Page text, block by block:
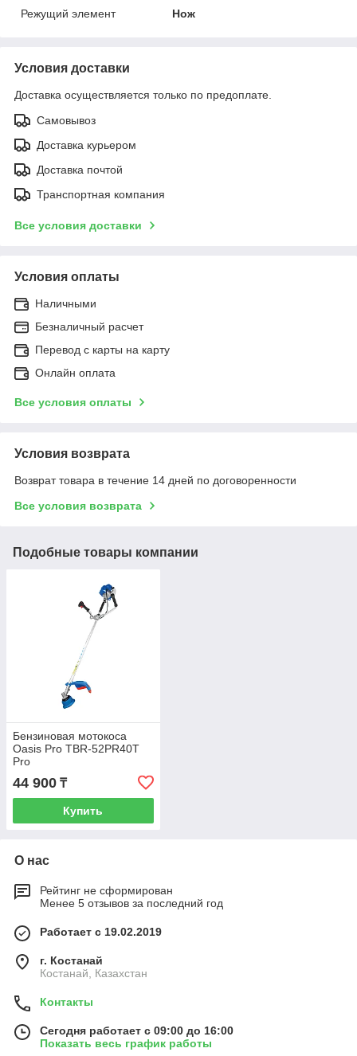
Режущий элемент
Нож
Условия доставки
Доставка осуществляется только по предоплате.
Самовывоз
Доставка курьером
Доставка почтой
Транспортная компания
Все условия доставки
Условия оплаты
Наличными
Безналичный расчет
Перевод с карты на карту
Онлайн оплата
Все условия оплаты
Условия возврата
Возврат товара в течение 14 дней по договоренности
Все условия возврата
Подобные товары компании
Бензиновая мотокоса
Oasis Pro TBR-52PR40T
Pro
44 900 ₸
Купить
О нас
Рейтинг не сформирован
Менее 5 отзывов за последний год
Работает с 19.02.2019
г. Костанай
Костанай, Казахстан
Контакты
Сегодня работает с 09:00 до 16:00
Показать весь график работы